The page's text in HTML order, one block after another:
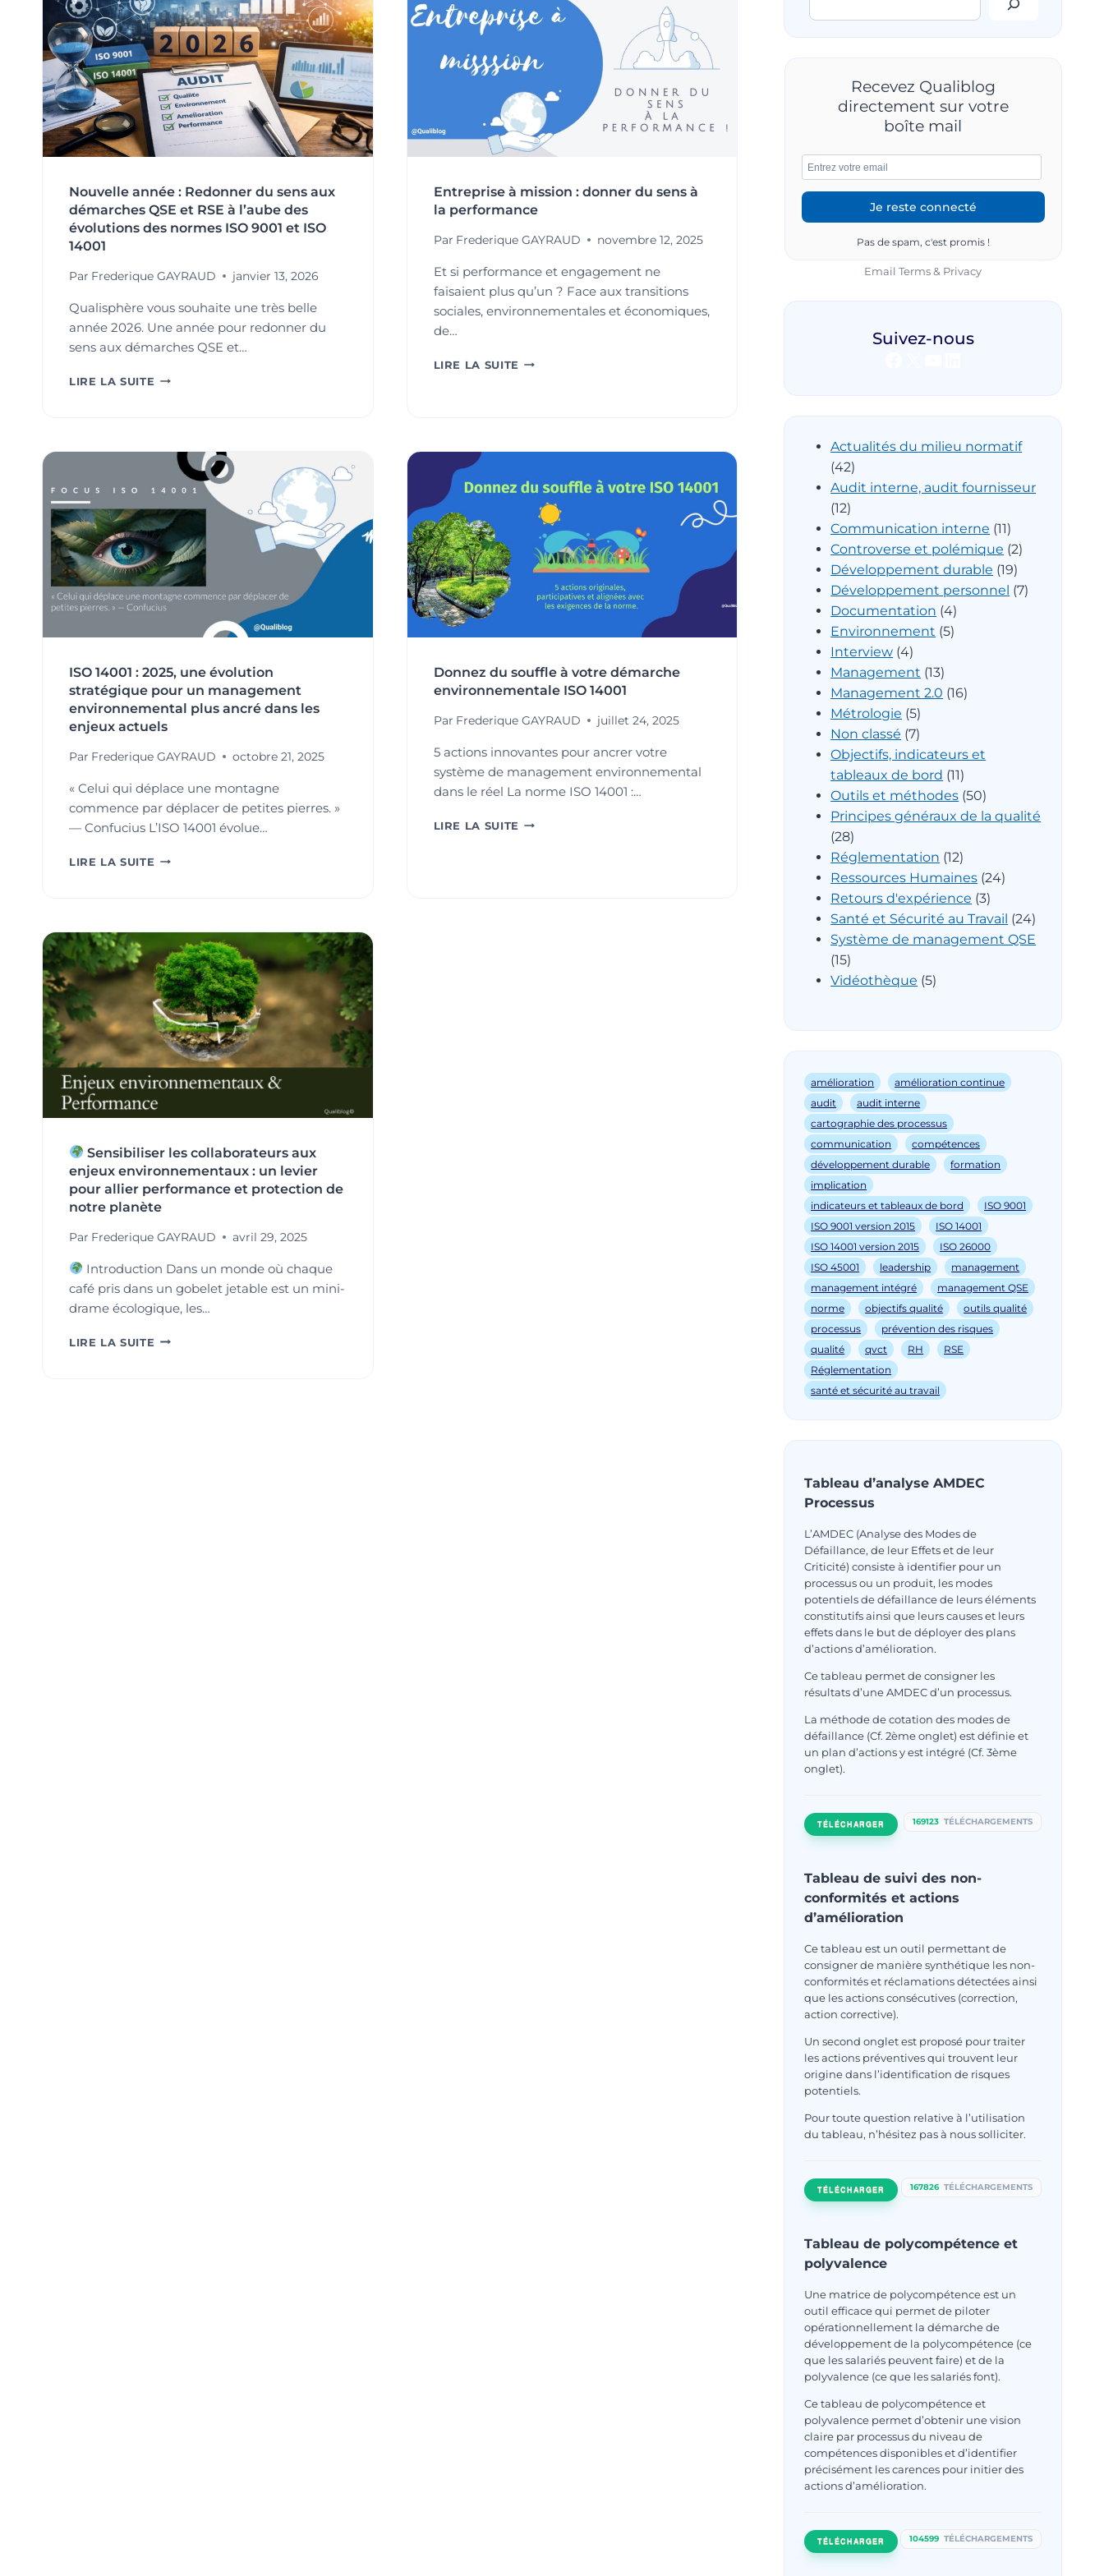
Nouvelle année : Redonner du sens aux
démarches QSE et RSE à l’aube des
évolutions des normes ISO 9001 et ISO
14001
Par Frederique GAYRAUD janvier 13, 2026
Qualisphère vous souhaite une très belle
année 2026. Une année pour redonner du
sens aux démarches QSE et…
LIRE LA SUITE NOUVELLE
SENS
DÉMARCHES
QSE
ET
RSE
À
L’AUBE
DES
ÉVOLUTIONS
NORMES
9001
ET
ISO
14001
Entreprise à mission : donner du sens à
la performance
Par Frederique GAYRAUD novembre 12, 2025
Et si performance et engagement ne
faisaient plus qu’un ? Face aux transitions
sociales, environnementales et économiques,
de…
LIRE LA SUITE ENTREPRISE
LA
PERFORMANCE
ISO 14001 : 2025, une évolution
stratégique pour un management
environnemental plus ancré dans les
enjeux actuels
Par Frederique GAYRAUD octobre 21, 2025
« Celui qui déplace une montagne
commence par déplacer de petites pierres. »
— Confucius L’ISO 14001 évolue…
LIRE LA SUITE ISO
ÉVOLUTION
STRATÉGIQUE
POUR
UN
MANAGEMENT
ENVIRONNEMENTAL
PLUS
ANCRÉ
DANS
LES
ENJEUX
ACTUELS
Donnez du souffle à votre démarche
environnementale ISO 14001
Par Frederique GAYRAUD juillet 24, 2025
5 actions innovantes pour ancrer votre
système de management environnemental
dans le réel La norme ISO 14001 :…
LIRE LA SUITE DONNEZ
Sensibiliser les collaborateurs aux
enjeux environnementaux : un levier
pour allier performance et protection de
notre planète
Par Frederique GAYRAUD avril 29, 2025
Introduction Dans un monde où chaque
café pris dans un gobelet jetable est un mini-
drame écologique, les…
LIRE LA SUITE
Recevez Qualiblog
directement sur votre
boîte mail
Pas de spam, c'est promis !
EmailTerms & Privacy
Suivez-nous
Actualités du milieu normatif
(42)
Audit interne, audit fournisseur
(12)
Communication interne (11)
Controverse et polémique (2)
Développement durable (19)
Développement personnel (7)
Documentation (4)
Environnement (5)
Interview (4)
Management (13)
Management 2.0 (16)
Métrologie (5)
Non classé (7)
Objectifs, indicateurs et
tableaux de bord (11)
Outils et méthodes (50)
Principes généraux de la qualité
(28)
Réglementation (12)
Ressources Humaines (24)
Retours d'expérience (3)
Santé et Sécurité au Travail (24)
Système de management QSE
(15)
Vidéothèque (5)
amélioration
amélioration continue
audit
audit interne
cartographie des processus
communication
compétences
développement durable
formation
implication
indicateurs et tableaux de bord
ISO 9001
ISO 9001 version 2015
ISO 14001
ISO 14001 version 2015
ISO 26000
ISO 45001
leadership
management
management intégré
management QSE
norme
objectifs qualité
outils qualité
processus
prévention des risques
qualité
qvct RH
RSE
Réglementation
santé et sécurité au travail
Tableau d’analyse AMDEC
Processus
L’AMDEC (Analyse des Modes de
Défaillance, de leur Effets et de leur
Criticité) consiste à identifier pour un
processus ou un produit, les modes
potentiels de défaillance de leurs éléments
constitutifs ainsi que leurs causes et leurs
effets dans le but de déployer des plans
d’actions d’amélioration.
Ce tableau permet de consigner les
résultats d’une AMDEC d’un processus.
La méthode de cotation des modes de
défaillance (Cf. 2ème onglet) est définie et
un plan d’actions y est intégré (Cf. 3ème
onglet).
TÉLÉCHARGER 169123 TÉLÉCHARGEMENTS
Tableau de suivi des non-
conformités et actions
d’amélioration
Ce tableau est un outil permettant de
consigner de manière synthétique les non-
conformités et réclamations détectées ainsi
que les actions consécutives (correction,
action corrective).
Un second onglet est proposé pour traiter
les actions préventives qui trouvent leur
origine dans l’identification de risques
potentiels.
Pour toute question relative à l’utilisation
du tableau, n’hésitez pas à nous solliciter.
TÉLÉCHARGER 167826 TÉLÉCHARGEMENTS
Tableau de polycompétence et
polyvalence
Une matrice de polycompétence est un
outil efficace qui permet de piloter
opérationnellement la démarche de
développement de la polycompétence (ce
que les salariés peuvent faire) et de la
polyvalence (ce que les salariés font).
Ce tableau de polycompétence et
polyvalence permet d’obtenir une vision
claire par processus du niveau de
compétences disponibles et d’identifier
précisément les carences pour initier des
actions d’amélioration.
TÉLÉCHARGER 104599 TÉLÉCHARGEMENTS